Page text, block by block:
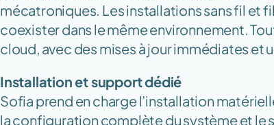
mécatroniques. Les installations sans fil et
coexister dans le même environnement.
cloud, avec des mises à jour immédiates et
Installation et support dédié
Sofia prend en charge l’installation
la configuration complète du système et